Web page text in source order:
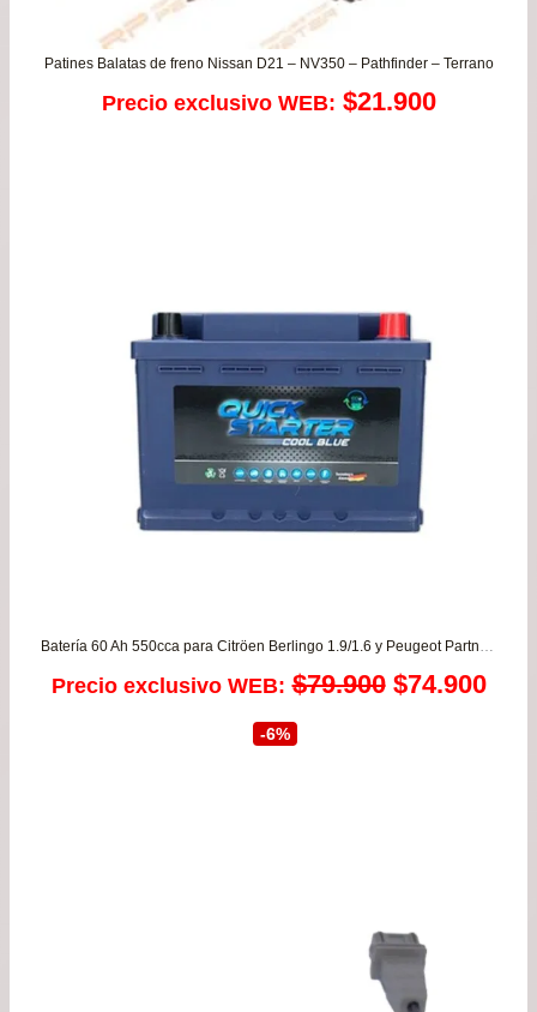
Patines Balatas de freno Nissan D21 – NV350 – Pathfinder – Terrano
Precio exclusivo WEB: $21.900
Batería 60 Ah 550cca para Citröen Berlingo 1.9/1.6 y Peugeot Partner 1.9/1.6 desde 2004 a 2024 – GARANTIA 8 MESES
Precio exclusivo WEB: $79.900 El
$74.900El
-6%